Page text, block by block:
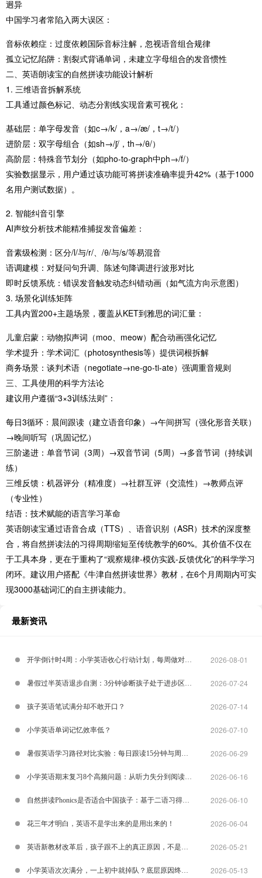
迥异
中国学习者常陷入两大误区：
​音标依赖症​：过度依赖国际音标注解，忽视语音组合规律
​孤立记忆陷阱​：割裂式背诵单词，未建立字母组合的发音惯性
二、英语朗读宝的自然拼读功能设计解析
1. 三维语音拆解系统
工具通过颜色标记、动态分割线实现音素可视化：
​基础层​：单字母发音（如c→/k/，a→/æ/，t→/t/）
​进阶层​：双字母组合（如sh→/ʃ/，th→/θ/）
​高阶层​：特殊音节划分（如pho-to-graph中ph→/f/）
实验数据显示，用户通过该功能可将拼读准确率提升42%（基于1000
名用户测试数据）。
2. 智能纠音引擎
AI声纹分析技术能精准捕捉发音偏差：
​音素级检测​：区分/l/与/r/、/θ/与/s/等易混音
​语调建模​：对疑问句升调、陈述句降调进行波形对比
​即时反馈系统​：错误发音触发动态纠错动画（如气流方向示意图）
3. 场景化训练矩阵
工具内置200+主题场景，覆盖从KET到雅思的词汇量：
​儿童启蒙​：动物拟声词（moo、meow）配合动画强化记忆
​学术提升​：学术词汇（photosynthesis等）提供词根拆解
​商务场景​：谈判术语（negotiate→ne-go-ti-ate）强调重音规则
三、工具使用的科学方法论
建议用户遵循“3×3训练法则”：
​每日3循环​：晨间跟读（建立语音印象）→午间拼写（强化形音关联）
→晚间听写（巩固记忆）
​三阶递进​：单音节词（3周）→双音节词（5周）→多音节词（持续训
练）
​三维反馈​：机器评分（精准度）→社群互评（交流性）→教师点评
（专业性）
结语：技术赋能的语言学习革命
英语朗读宝通过语音合成（TTS）、语音识别（ASR）技术的深度整
合，将自然拼读法的习得周期缩短至传统教学的60%。其价值不仅在
于工具本身，更在于重构了“观察规律-模仿实践-反馈优化”的科学学习
闭环。建议用户搭配《牛津自然拼读世界》教材，在6个月周期内可实
现3000基础词汇的自主拼读能力。
最新资讯
开学倒计时4周：小学英语收心行动计划，每周做对一
件事就够了
2026-08-01
暑假过半英语退步自测：3分钟诊断孩子处于进步区还
是退步区
2026-07-24
孩子英语笔试满分却不敢开口？ 2026-07-14
小学英语单词记忆效率低？ 2026-07-10
暑假英语学习路径对比实验：每日跟读15分钟与周末
集中补课的30天效果差异
2026-06-29
小学英语期末复习8个高频问题：从听力失分到阅读提
速的完整解答
2026-06-16
自然拼读Phonics是否适合中国孩子：基于二语习得研
究的实证分析
2026-06-10
花三年才明白，英语不是学出来的是用出来的！ 2026-06-04
英语新教材改革后，孩子跟不上的真正原因，不是教
材变难了
2026-05-21
小学英语次次满分，一上初中就掉队？底层原因终于 2026-05-13